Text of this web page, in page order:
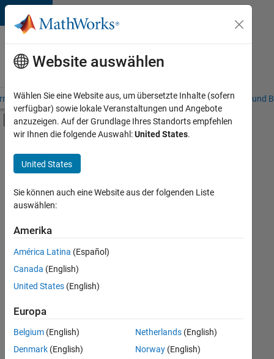
Weiter zum Inhalt
Karriere
bei
MathWorks
– Übersicht Stellensuche Niederlassungen Studierende und
Umschaltung für Off-Canvas-
Hauptinhalt
Programm für Berufseinsteiger (EDG)
Information Technology
Infrastructure and Architecture
Quality Engineering
Release Engineering
Software Process Engineering
Technical Writing
Web Applications and Services
+7
Derzeit
es
keine
offenen
Stellen,
Ihren
Suchkriterien
entsprechen.
Website auswählen
Wählen Sie eine Website aus, um übersetzte Inhalte (sofern
verfügbar) sowie lokale Veranstaltungen und Angebote
anzuzeigen. Auf der Grundlage Ihres Standorts empfehlen
wir Ihnen die folgende Auswahl:United States.
United States
Sie können auch eine Website aus der folgenden Liste
auswählen:
Amerika
América Latina (Español)
Canada (English)
United States (English)
Europa
Belgium (English)
Denmark (English)
Netherlands(English)
Norway(English)